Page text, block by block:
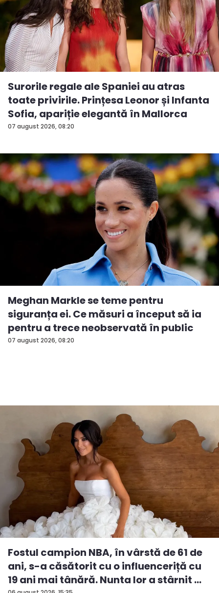
07 august 2026, 08:20
Surorile regale ale Spaniei au atras
toate privirile. Prințesa Leonor și Infanta
Sofia, apariție elegantă în Mallorca
07 august 2026, 08:20
Meghan Markle se teme pentru
siguranța ei. Ce măsuri a început să ia
pentru a trece neobservată în public
Fostul campion NBA, în vârstă de 61 de
ani, s-a căsătorit cu o influenceriță cu
19 ani mai tânără. Nunta lor a stârnit ...